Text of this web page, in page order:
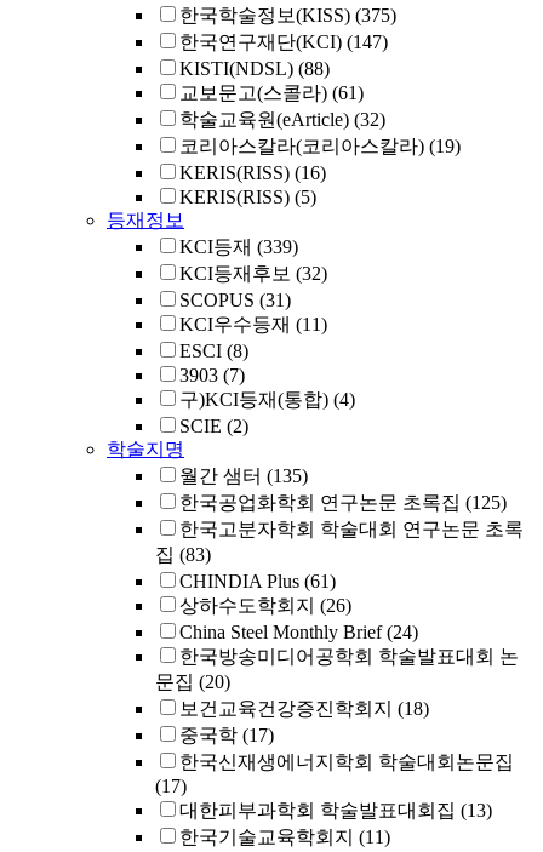
한국학술정보(KISS) (375)
한국연구재단(KCI) (147)
KISTI(NDSL) (88)
교보문고(스콜라) (61)
학술교육원(eArticle) (32)
코리아스칼라(코리아스칼라) (19)
KERIS(RISS) (16)
KERIS(RISS) (5)
등재정보
KCI등재 (339)
KCI등재후보 (32)
SCOPUS (31)
KCI우수등재 (11)
ESCI (8)
3903 (7)
구)KCI등재(통합) (4)
SCIE (2)
학술지명
월간 샘터 (135)
한국공업화학회 연구논문 초록집 (125)
한국고분자학회 학술대회 연구논문 초록
집 (83)
CHINDIA Plus (61)
상하수도학회지 (26)
China Steel Monthly Brief (24)
한국방송미디어공학회 학술발표대회 논
문집 (20)
보건교육건강증진학회지 (18)
중국학 (17)
한국신재생에너지학회 학술대회논문집
(17)
대한피부과학회 학술발표대회집 (13)
한국기술교육학회지 (11)